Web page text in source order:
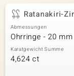
Classics
Ratanakiri-
Abmessungen
Ohrringe - 20 mm
Karatgewicht Summe
4,624 ct